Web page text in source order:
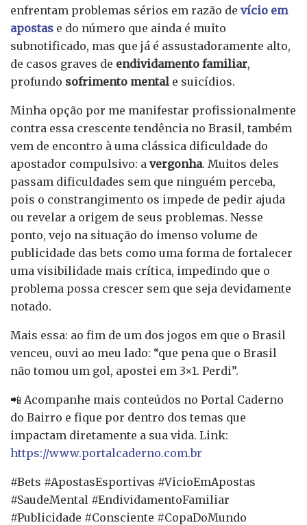
enfrentam problemas sérios em razão de vício em
apostas e do número que ainda é muito
subnotificado, mas que já é assustadoramente alto,
de casos graves de endividamento familiar,
profundo sofrimento mental e suicídios.
Minha opção por me manifestar profissionalmente
contra essa crescente tendência no Brasil, também
vem de encontro à uma clássica dificuldade do
apostador compulsivo: a vergonha. Muitos deles
passam dificuldades sem que ninguém perceba,
pois o constrangimento os impede de pedir ajuda
ou revelar a origem de seus problemas. Nesse
ponto, vejo na situação do imenso volume de
publicidade das bets como uma forma de fortalecer
uma visibilidade mais crítica, impedindo que o
problema possa crescer sem que seja devidamente
notado.
Mais essa: ao fim de um dos jogos em que o Brasil
venceu, ouvi ao meu lado: “que pena que o Brasil
não tomou um gol, apostei em 3×1. Perdi”.
📲 Acompanhe mais conteúdos no Portal Caderno
do Bairro e fique por dentro dos temas que
impactam diretamente a sua vida. Link:
https://www.portalcaderno.com.br
#Bets #ApostasEsportivas #VicioEmApostas
#SaudeMental #EndividamentoFamiliar
#Publicidade #Consciente #CopaDoMundo